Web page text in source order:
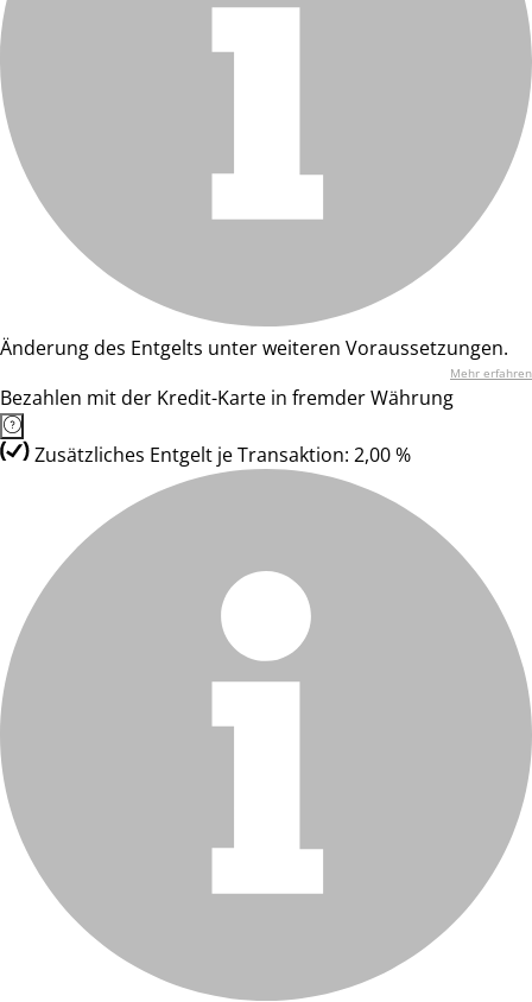
Änderung des Entgelts unter weiteren Voraussetzungen.
Mehr erfahren
Bezahlen mit der Kredit-Karte in fremder Währung
Zusätzliches Entgelt je Transaktion: 2,00 %